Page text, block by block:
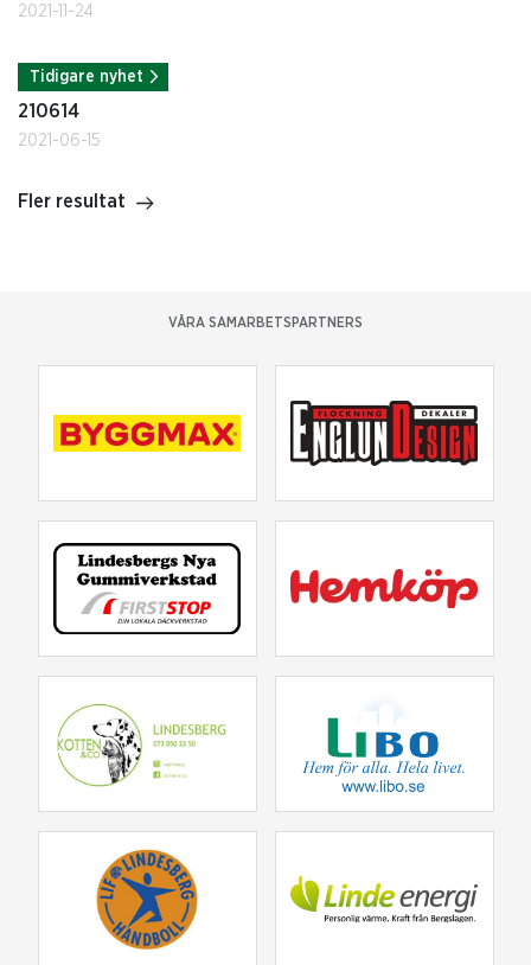
2021-11-24
Tidigare nyhet
210614
2021-06-15
Fler resultat
VÅRA SAMARBETSPARTNERS